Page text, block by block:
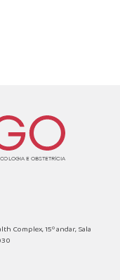
Complex, 15º andar, Sala